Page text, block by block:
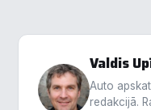
Valdis
Auto
redakcijā.